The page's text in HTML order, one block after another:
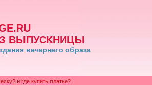
ВЫПУСКНИЦЫ
вечернего образа
и где купить платье?